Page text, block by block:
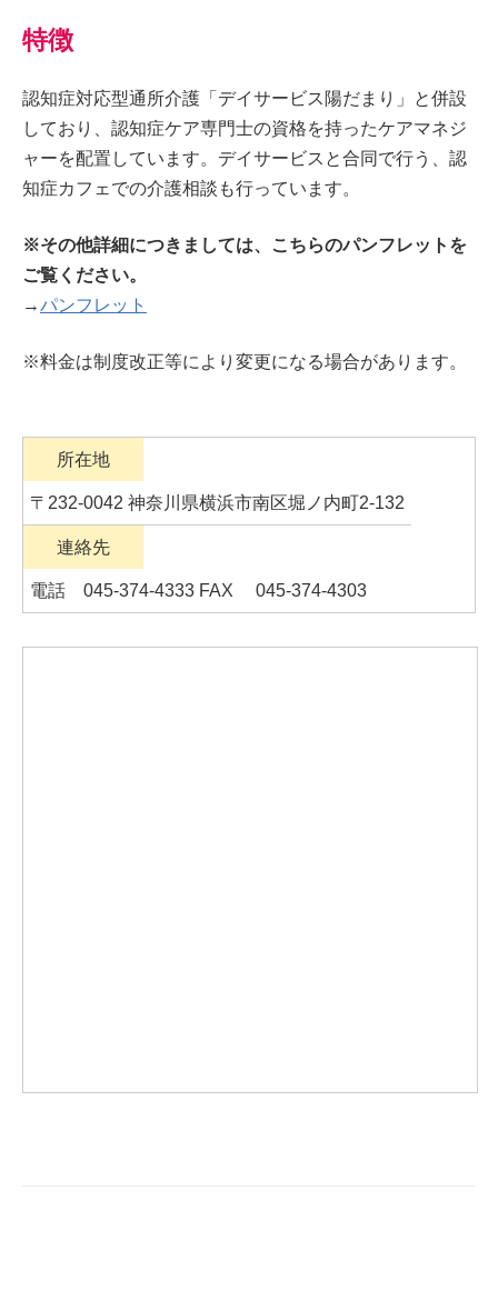
特徴
認知症対応型通所介護「デイサービス陽だまり」と併設
しており、認知症ケア専門士の資格を持ったケアマネジ
ャーを配置しています。デイサービスと合同で行う、認
知症カフェでの介護相談も行っています。
※その他詳細につきましては、こちらのパンフレットを
ご覧ください。
→パンフレット
※料金は制度改正等により変更になる場合があります。
所在地
〒232-0042 神奈川県横浜市南区堀ノ内町2-132
連絡先
電話 045-374-4333 FAX 045-374-4303